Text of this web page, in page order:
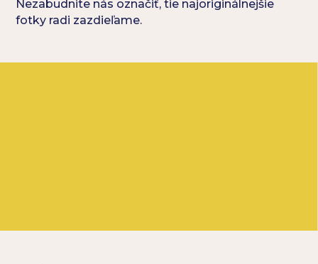
Nezabudnite nás označiť, tie najoriginálnejšie
fotky radi zazdieľame.